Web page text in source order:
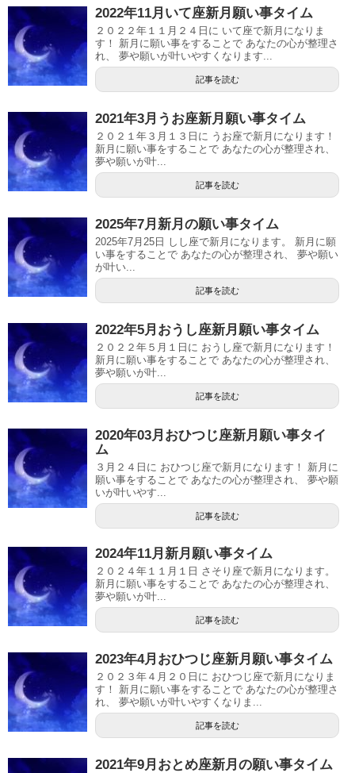
2022年11月いて座新月願い事タイム
２０２２年１１月２４日に いて座で新月になりま
す！ 新月に願い事をすることで あなたの心が整理さ
れ、 夢や願いが叶いやすくなります...
記事を読む
2021年3月うお座新月願い事タイム
２０２１年３月１３日に うお座で新月になります！
新月に願い事をすることで あなたの心が整理され、
夢や願いが叶...
記事を読む
2025年7月新月の願い事タイム
2025年7月25日 しし座で新月になります。 新月に願
い事をすることで あなたの心が整理され、 夢や願い
が叶い...
記事を読む
2022年5月おうし座新月願い事タイム
２０２２年５月１日に おうし座で新月になります！
新月に願い事をすることで あなたの心が整理され、
夢や願いが叶...
記事を読む
2020年03月おひつじ座新月願い事タイ
ム
３月２４日に おひつじ座で新月になります！ 新月に
願い事をすることで あなたの心が整理され、 夢や願
いが叶いやす...
記事を読む
2024年11月新月願い事タイム
２０２４年１１月１日 さそり座で新月になります。
新月に願い事をすることで あなたの心が整理され、
夢や願いが叶...
記事を読む
2023年4月おひつじ座新月願い事タイム
２０２３年４月２０日に おひつじ座で新月になりま
す！ 新月に願い事をすることで あなたの心が整理さ
れ、 夢や願いが叶いやすくなりま...
記事を読む
2021年9月おとめ座新月の願い事タイム